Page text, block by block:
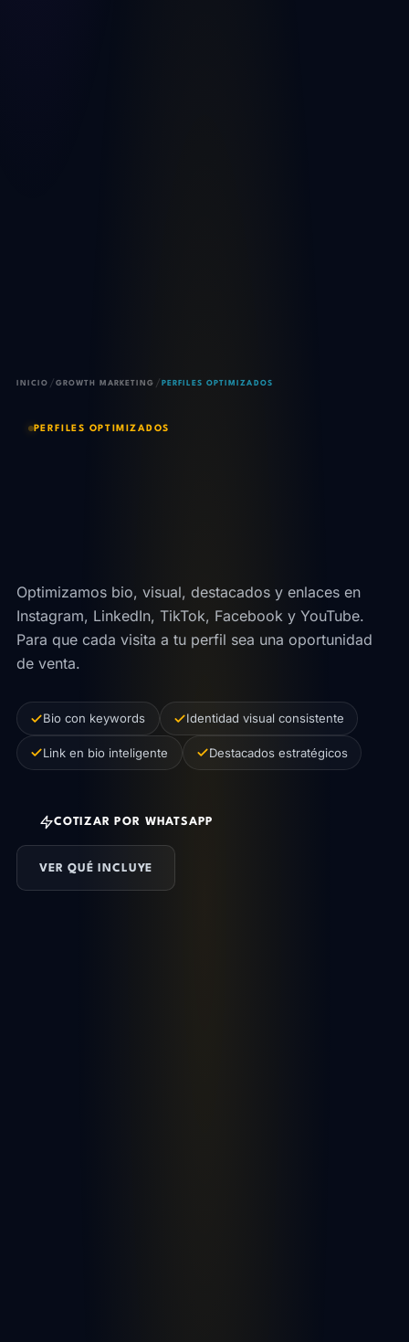
INICIO / GROWTH MARKETING / PERFILES OPTIMIZADOS
PERFILES OPTIMIZADOS
Optimizamos bio, visual, destacados y enlaces en
Instagram, LinkedIn, TikTok, Facebook y YouTube.
Para que cada visita a tu perfil sea una oportunidad
de venta.
Bio con keywords Identidad visual consistente
Link en bio inteligente Destacados estratégicos
COTIZAR POR WHATSAPP
VER QUÉ INCLUYE